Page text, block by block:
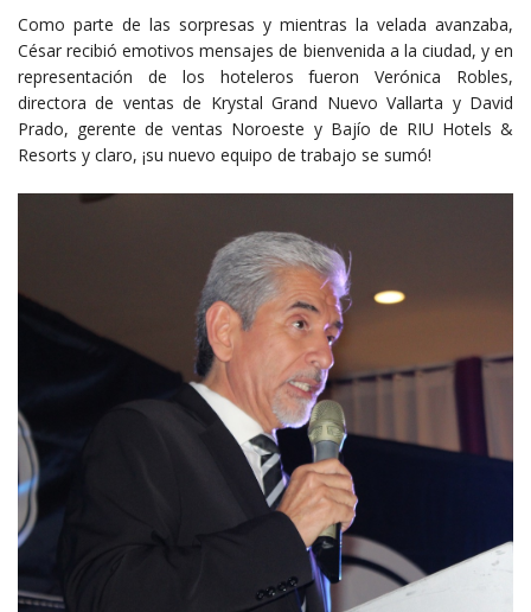
Como parte de las sorpresas y mientras la velada avanzaba,
César recibió emotivos mensajes de bienvenida a la ciudad, y en
representación de los hoteleros fueron Verónica Robles,
directora de ventas de Krystal Grand Nuevo Vallarta y David
Prado, gerente de ventas Noroeste y Bajío de RIU Hotels &
Resorts y claro, ¡su nuevo equipo de trabajo se sumó!